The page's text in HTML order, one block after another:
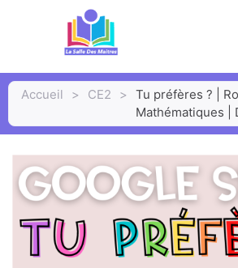
Accueil > CE2 >
Tu préfères ? |
Mathématiques |